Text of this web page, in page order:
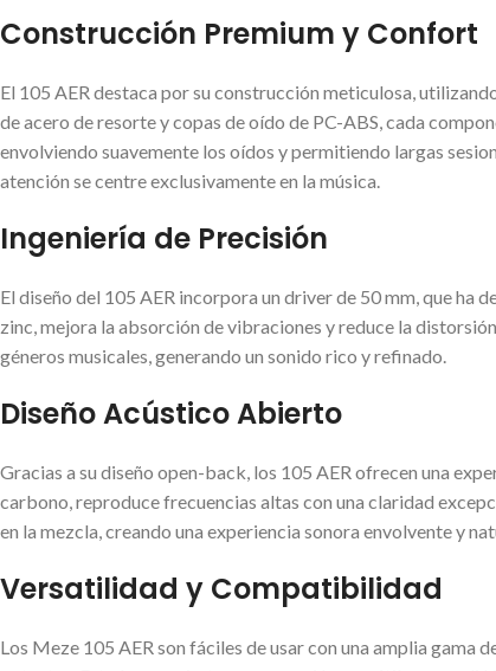
Construcción Premium y Confort
El 105 AER destaca por su construcción meticulosa,
de acero de resorte y copas de oído de PC-ABS, cada
envolviendo suavemente los oídos y permitiendo largas
atención se centre exclusivamente en la música.
Ingeniería de Precisión
El diseño del 105 AER incorpora un driver de 50 mm, que
zinc, mejora la absorción de vibraciones y reduce la
géneros musicales, generando un sonido rico y refinado.
Diseño Acústico Abierto
Gracias a su diseño open-back, los 105 AER ofrecen una
carbono, reproduce frecuencias altas con una claridad
en la mezcla, creando una experiencia sonora envolvente y
Versatilidad y Compatibilidad
Los Meze 105 AER son fáciles de usar con una amplia